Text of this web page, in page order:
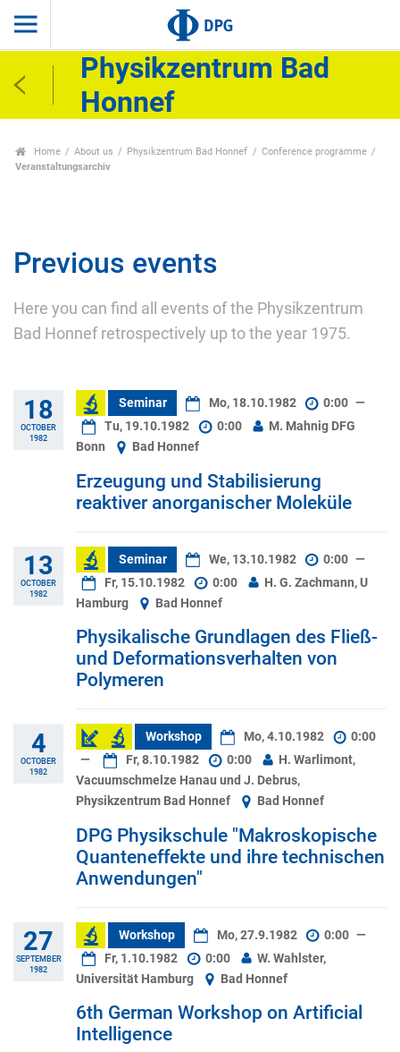
Physikzentrum Bad
Honnef
Home About us Physikzentrum Bad Honnef
Conference programme
Veranstaltungsarchiv
Previous events
Here you can find all events of the Physikzentrum
Bad Honnef retrospectively up to the year 1975.
18
OCTOBER
1982
Seminar Mo, 18.10.1982 0:00 —
Tu, 19.10.1982
0:00
M. Mahnig DFG
Bonn
Bad Honnef
Erzeugung und Stabilisierung
reaktiver anorganischer Moleküle
13
OCTOBER
1982
Seminar We, 13.10.1982 0:00 —
Fr, 15.10.1982
0:00
H. G. Zachmann, U
Hamburg
Bad Honnef
Physikalische Grundlagen des Fließ-
und Deformationsverhalten von
Polymeren
4
OCTOBER
1982
Workshop Mo, 4.10.1982
0:00
—
Fr, 8.10.1982 0:00
H. Warlimont,
Vacuumschmelze Hanau und J. Debrus,
Physikzentrum Bad Honnef
Bad Honnef
DPG Physikschule "Makroskopische
Quanteneffekte und ihre technischen
Anwendungen"
27
SEPTEMBER
1982
Workshop Mo, 27.9.1982 0:00 —
Fr, 1.10.1982
0:00
W. Wahlster,
Universität Hamburg
Bad Honnef
6th German Workshop on Artificial
Intelligence